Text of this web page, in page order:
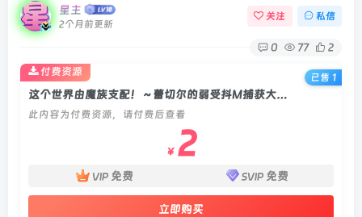
星主
2个月前更新
关注 私信
0 77 2
这个世界由魔族支配！～蕾切尔的弱受抖M捕获大作战～ V1.0|角色扮演|容量1.2GB|汉化版
此内容为付费资源，请付费后查看
￥ 2
VIP 免费 SVIP 免费
立即购买
付费资源
已售 1